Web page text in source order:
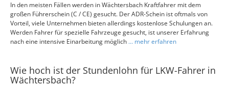
In den meisten Fällen werden in Wächtersbach Kraftfahrer mit dem
großen Führerschein (C / CE) gesucht. Der ADR-Schein ist oftmals von
Vorteil, viele Unternehmen bieten allerdings kostenlose Schulungen an.
Werden Fahrer für spezielle Fahrzeuge gesucht, ist unserer Erfahrung
nach eine intensive Einarbeitung möglich ... mehr erfahren
Wie hoch ist der Stundenlohn für LKW-Fahrer in
Wächtersbach?